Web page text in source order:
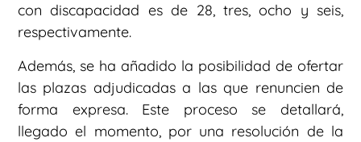
con discapacidad es de 28, tres, ocho y seis,
respectivamente.
Además, se ha añadido la posibilidad de ofertar
las plazas adjudicadas a las que renuncien de
forma expresa. Este proceso se detallará,
llegado el momento, por una resolución de la